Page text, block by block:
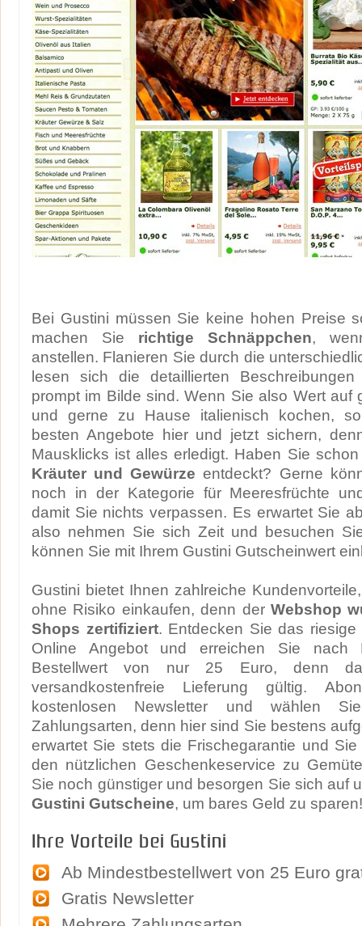
Bei Gustini müssen Sie keine hohen Preise
machen Sie richtige Schnäppchen,
anstellen. Flanieren Sie durch die
lesen sich die detaillierten
prompt im Bilde sind. Wenn Sie also Wert auf
und gerne zu Hause italienisch kochen,
besten Angebote hier und jetzt sichern,
Mausklicks ist alles erledigt. Haben Sie
Kräuter und Gewürze entdeckt? Gerne
noch in der Kategorie für Meeresfrüchte
damit Sie nichts verpassen. Es erwartet Sie
also nehmen Sie sich Zeit und besuchen
können Sie mit Ihrem Gustini Gutscheinwert
Gustini bietet Ihnen zahlreiche
ohne Risiko einkaufen, denn der Webshop
Shops zertifiziert. Entdecken Sie das riesige
Online Angebot und erreichen Sie nach
Bestellwert von nur 25 Euro, denn
versandkostenfreie Lieferung gültig.
kostenlosen Newsletter und wählen
Zahlungsarten, denn hier sind Sie bestens
erwartet Sie stets die Frischegarantie und
den nützlichen Geschenkeservice zu
Sie noch günstiger und besorgen Sie sich auf
Gustini Gutscheine, um bares Geld zu sparen!
Ihre Vorteile bei Gustini
Ab Mindestbestellwert von 25 Euro
Gratis Newsletter